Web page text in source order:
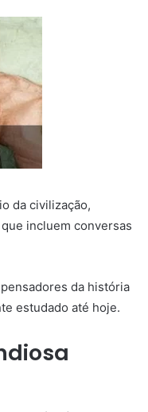
da civilização,
incluem conversas
da história
estudado até hoje.